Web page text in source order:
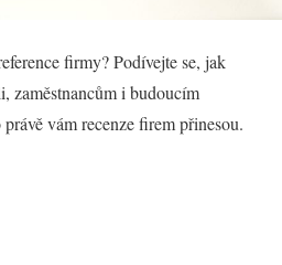
firmy? Podívejte se, jak
zaměstnancům i budoucím
vám recenze firem přinesou.